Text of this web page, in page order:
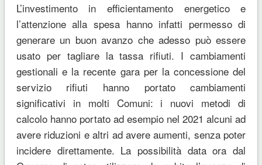
L’investimento in efficientamento energetico e
l’attenzione alla spesa hanno infatti permesso di
generare un buon avanzo che adesso può essere
usato per tagliare la tassa rifiuti. I cambiamenti
gestionali e la recente gara per la concessione del
servizio rifiuti hanno portato cambiamenti
significativi in molti Comuni: i nuovi metodi di
calcolo hanno portato ad esempio nel 2021 alcuni ad
avere riduzioni e altri ad avere aumenti, senza poter
incidere direttamente. La possibilità data ora dal